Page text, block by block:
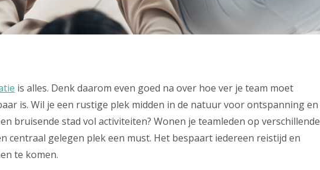
is alles. Denk daarom even goed na over hoe ver je team moet
is. Wil je een rustige plek midden in de natuur voor ontspanning en
bruisende stad vol activiteiten? Wonen je teamleden op verschillende
centraal gelegen plek een must. Het bespaart iedereen reistijd en
te komen.